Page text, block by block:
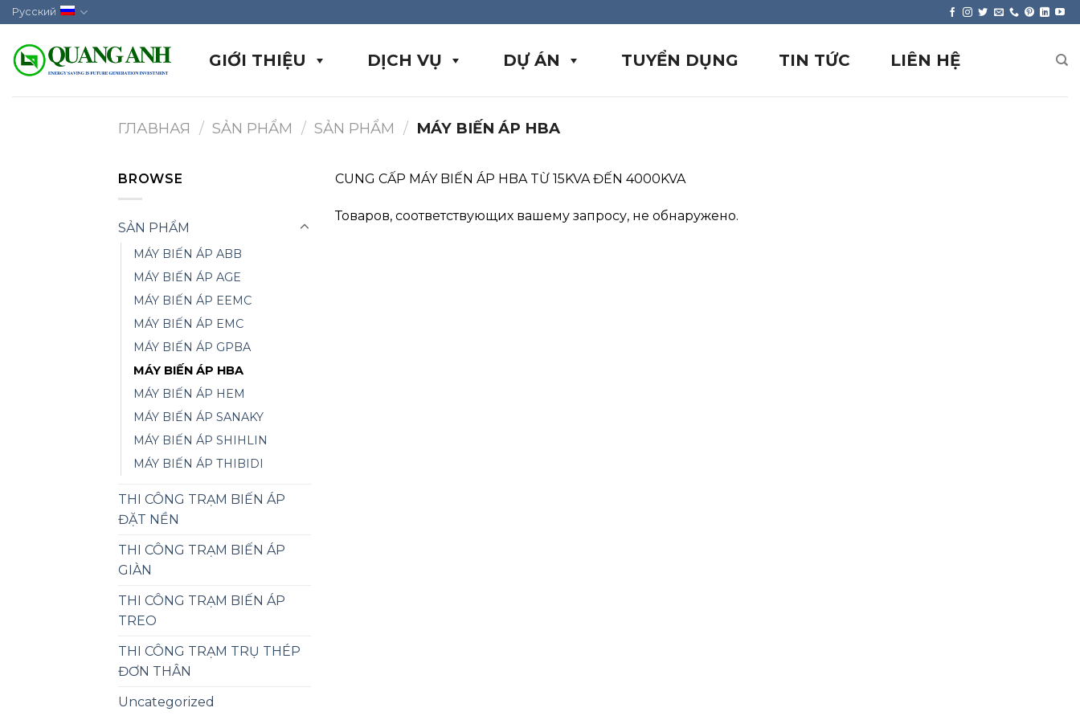
Skip
to
content
Русский
GIỚI THIỆU DỊCH VỤ DỰ ÁN TUYỂN DỤNG TIN TỨC LIÊN HỆ
ГЛАВНАЯ / SẢN PHẨM / SẢN PHẨM / MÁY BIẾN ÁP HBA
BROWSE
SẢN PHẨM
MÁY BIẾN ÁP ABB
MÁY BIẾN ÁP AGE
MÁY BIẾN ÁP EEMC
MÁY BIẾN ÁP EMC
MÁY BIẾN ÁP GPBA
MÁY BIẾN ÁP HBA
MÁY BIẾN ÁP HEM
MÁY BIẾN ÁP SANAKY
MÁY BIẾN ÁP SHIHLIN
MÁY BIẾN ÁP THIBIDI
THI CÔNG TRẠM BIẾN ÁP
ĐẶT NỀN
THI CÔNG TRẠM BIẾN ÁP
GIÀN
THI CÔNG TRẠM BIẾN ÁP
TREO
THI CÔNG TRẠM TRỤ THÉP
ĐƠN THÂN
Uncategorized
CUNG CẤP MÁY BIẾN ÁP HBA TỪ 15KVA ĐẾN 4000KVA
Товаров, соответствующих вашему запросу, не обнаружено.